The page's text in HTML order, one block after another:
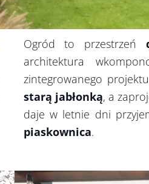
Ogród to przestrzeń
architektura
zintegrowanego
starą jabłonką, a
daje w letnie dni
piaskownica.